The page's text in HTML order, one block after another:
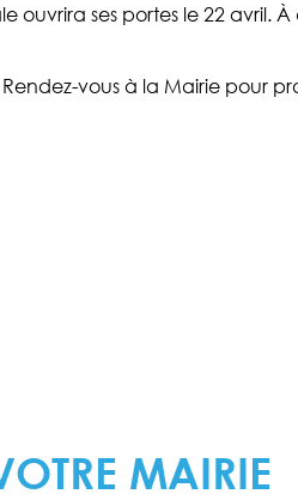
ouvrira ses portes le 22 avril.
vous à la Mairie pour
MAIRIE